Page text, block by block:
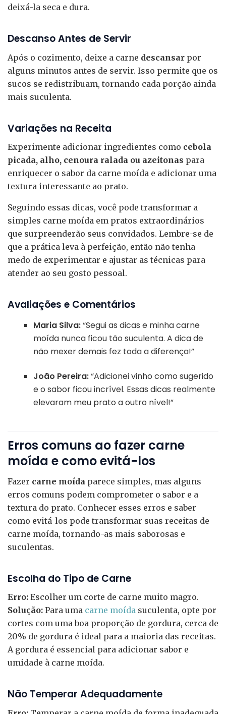
deixá-la seca e dura.
Descanso Antes de Servir
Após o cozimento, deixe a carne descansar por
alguns minutos antes de servir. Isso permite que os
sucos se redistribuam, tornando cada porção ainda
mais suculenta.
Variações na Receita
Experimente adicionar ingredientes como cebola
picada, alho, cenoura ralada ou azeitonas para
enriquecer o sabor da carne moída e adicionar uma
textura interessante ao prato.
Seguindo essas dicas, você pode transformar a
simples carne moída em pratos extraordinários
que surpreenderão seus convidados. Lembre-se de
que a prática leva à perfeição, então não tenha
medo de experimentar e ajustar as técnicas para
atender ao seu gosto pessoal.
Avaliações e Comentários
Maria Silva:“Segui as dicas e minha carne
moída nunca ficou tão suculenta. A dica de
não mexer demais fez toda a diferença!”
João Pereira:“Adicionei vinho como sugerido
e o sabor ficou incrível. Essas dicas realmente
elevaram meu prato a outro nível!”
Erros comuns ao fazer carne
moída e como evitá-los
Fazer carne moída parece simples, mas alguns
erros comuns podem comprometer o sabor e a
textura do prato. Conhecer esses erros e saber
como evitá-los pode transformar suas receitas de
carne moída, tornando-as mais saborosas e
suculentas.
Escolha do Tipo de Carne
Erro: Escolher um corte de carne muito magro.
Solução: Para uma carne moída suculenta, opte por
cortes com uma boa proporção de gordura, cerca de
20% de gordura é ideal para a maioria das receitas.
A gordura é essencial para adicionar sabor e
umidade à carne moída.
Não Temperar Adequadamente